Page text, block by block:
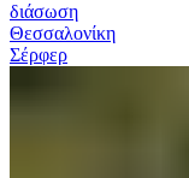
διάσωση
Θεσσαλονίκη
Σέρφερ